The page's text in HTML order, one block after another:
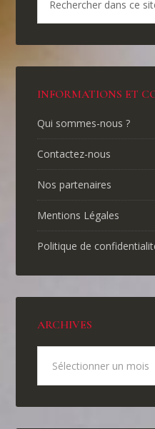
INFORMATIONS ET
Qui sommes-nous ?
Contactez-nous
Nos partenaires
Mentions Légales
Politique de
ARCHIVES